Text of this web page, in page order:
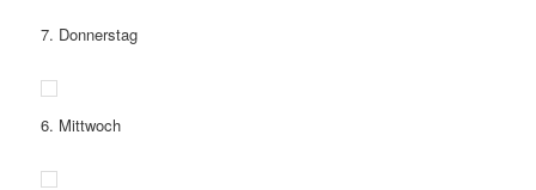
7. Donnerstag
6. Mittwoch